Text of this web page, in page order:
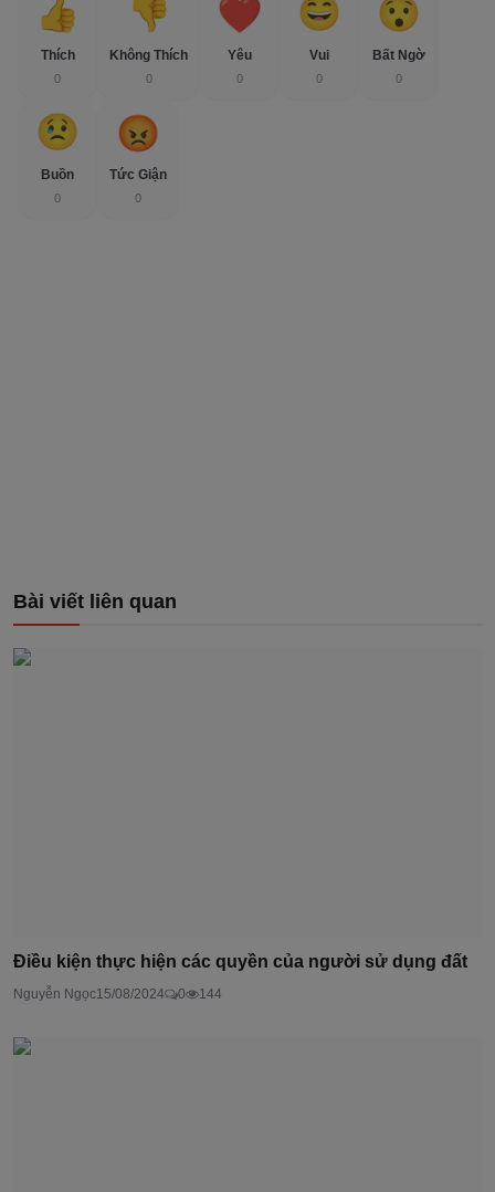
Thích
0
Không Thích
0
Yêu
0
Vui
0
Bất Ngờ
0
Buồn
0
Tức Giận
0
Bài viết liên quan
Điều kiện thực hiện các quyền của người sử dụng đất
Nguyễn Ngọc15/08/2024 0 144